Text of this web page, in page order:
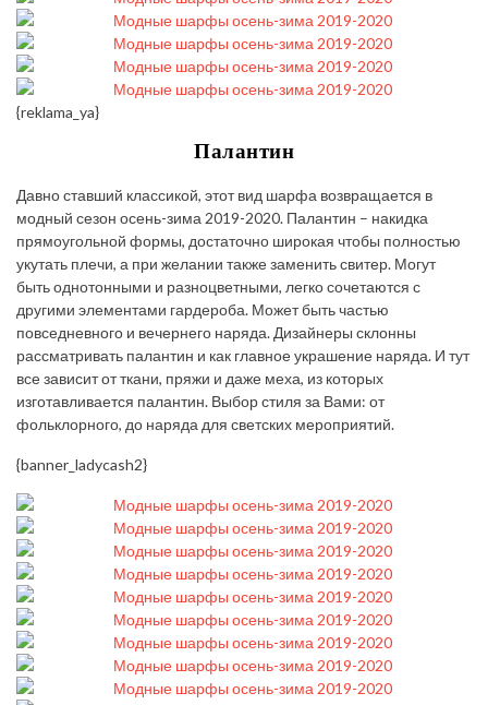
{reklama_ya}
Палантин
Давно ставший классикой, этот вид шарфа возвращается в
модный сезон осень-зима 2019-2020. Палантин – накидка
прямоугольной формы, достаточно широкая чтобы полностью
укутать плечи, а при желании также заменить свитер. Могут
быть однотонными и разноцветными, легко сочетаются с
другими элементами гардероба. Может быть частью
повседневного и вечернего наряда. Дизайнеры склонны
рассматривать палантин и как главное украшение наряда. И тут
все зависит от ткани, пряжи и даже меха, из которых
изготавливается палантин. Выбор стиля за Вами: от
фольклорного, до наряда для светских мероприятий.
{banner_ladycash2}